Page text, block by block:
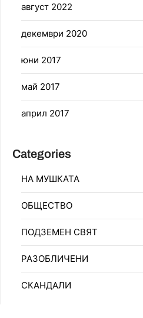
август 2022
декември 2020
юни 2017
май 2017
април 2017
Categories
НА МУШКАТА
ОБЩЕСТВО
ПОДЗЕМЕН СВЯТ
РАЗОБЛИЧЕНИ
СКАНДАЛИ